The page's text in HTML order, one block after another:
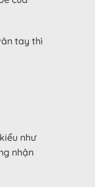
tay thì
như
nhận